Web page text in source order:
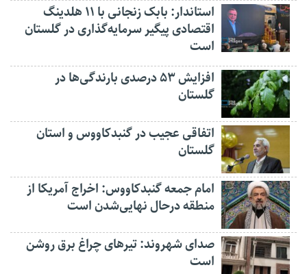
استاندار: بابک زنجانی با ۱۱ هلدینگ
اقتصادی پیگیر سرمایه‌گذاری در گلستان
است
افزایش ۵۳ درصدی بارندگی‌ها در
گلستان
اتفاقی عجیب در‌ گنبدکاووس و استان
گلستان
امام جمعه گنبدکاووس: اخراج آمریکا از
منطقه درحال نهایی‌شدن است
صدای شهروند: تیرهای چراغ برق روشن
است